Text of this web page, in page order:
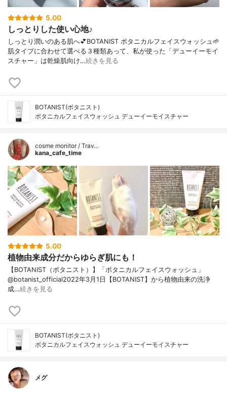
5.00
しっとりした使い心地♪
しっとり潤いのある肌へ💕BOTANIST ボタニカルフェイスウォッシュ🌱
肌タイプに合わせて選べる３種類あって、私が使った「デューイーモイ
スチャー」は乾燥肌向け…続きを見る
BOTANIST(ボタニスト)
ボタニカルフェイスウォッシュ デューイーモイスチャー
cosme monitor / Trav…
kana_cafe_time
5.00
植物由来成分だからゆらぎ肌にも！
【BOTANIST（ボタニスト）】「ボタニカルフェイスウォッシュ」
@botanist_official2022年3月1日【BOTANIST】から植物由来の洗浄
成…続きを見る
BOTANIST(ボタニスト)
ボタニカルフェイスウォッシュ デューイーモイスチャー
メグ